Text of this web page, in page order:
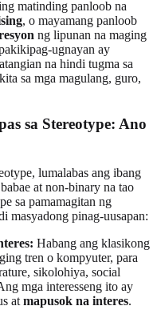
matinding panloob na
, o mayamang panloob
ng lipunan na maging
ugnayan ay
na hindi tugma sa
sa mga magulang, guro,
sa Stereotype: Ano
lumalabas ang ibang
at non-binary na tao
sa pamamagitan ng
masyadong pinag-uusapan:
Habang ang klasikong
tren o kompyuter, para
sikolohiya, social
mga interesseng ito ay
at mapusok na interes.